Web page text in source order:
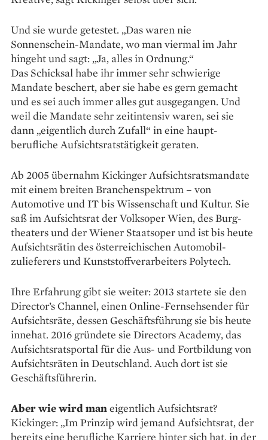
Und sie wurde getestet. „Das waren nie
Sonnenschein-Mandate, wo man viermal im Jahr
hingeht und sagt: „Ja, alles in Ordnung.“
Das Schicksal habe ihr immer sehr schwierige
Mandate beschert, aber sie habe es gern gemacht
und es sei auch immer alles gut ausgegangen. Und
weil die Mandate sehr ­zeit­intensiv waren, sei sie
dann „eigentlich durch Zufall“ in eine haupt­
berufliche Aufsichtsrats­tätigkeit geraten.
Ab 2005 übernahm Kickinger Aufsichtsratsmandate
mit einem breiten Branchenspektrum – von
Automotive und IT bis Wissenschaft und Kultur. Sie
saß im Aufsichtsrat der Volksoper Wien, des Burg­
theaters und der Wiener Staatsoper und ist bis heute
Aufsichtsrätin des österreichischen Automobil­
zulieferers und Kunststoff­­­­verarbeiters Polytech.
Ihre Erfahrung gibt sie weiter: 2013 startete sie den
Di­rector’s Channel, einen Online-Fernseh­sender für
Aufsichts­räte, dessen Geschäfts­führung sie bis heute
innehat. 2016 gründete sie Directors Academy, das
Aufsichtsratsportal für die Aus- und Fortbildung von
Aufsichtsräten in Deutschland. Auch dort ist sie
Geschäftsführerin.
Aber wie wird maneigentlich Aufsichtsrat?
Kickinger: „Im Prinzip wird jemand Aufsichtsrat, der
bereits eine berufliche Karriere hinter sich hat, in der